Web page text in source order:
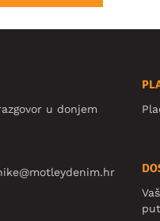
u donjem